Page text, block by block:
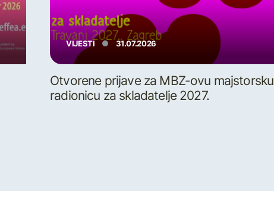
VIJESTI 31.07.2026
Otvorene prijave za MBZ-ovu majstorsku
radionicu za skladatelje 2027.